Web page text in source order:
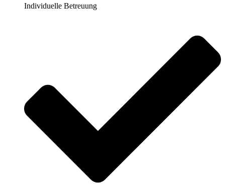
Individuelle Betreuung